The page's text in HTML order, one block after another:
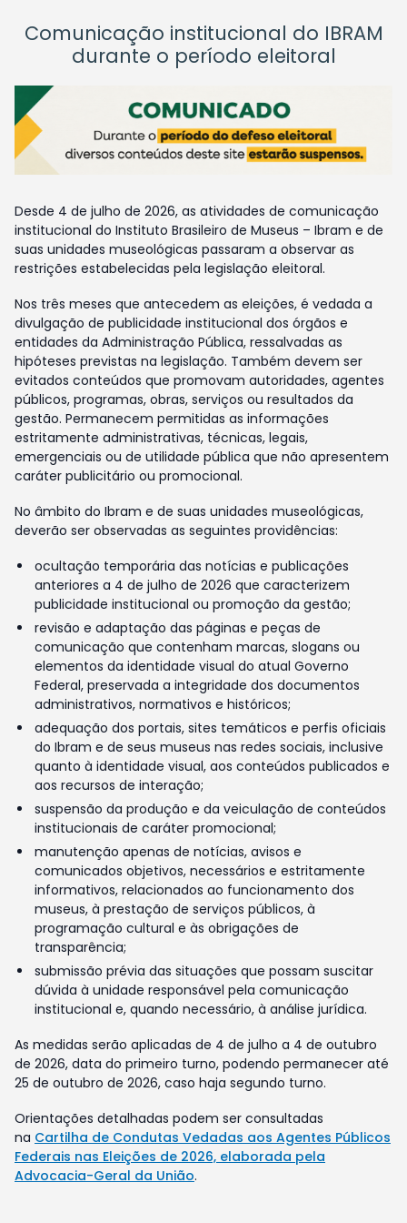
Comunicação institucional do IBRAM
durante o período eleitoral
Desde 4 de julho de 2026, as atividades de comunicação
institucional do Instituto Brasileiro de Museus – Ibram e de
suas unidades museológicas passaram a observar as
restrições estabelecidas pela legislação eleitoral.
Nos três meses que antecedem as eleições, é vedada a
divulgação de publicidade institucional dos órgãos e
entidades da Administração Pública, ressalvadas as
hipóteses previstas na legislação. Também devem ser
evitados conteúdos que promovam autoridades, agentes
públicos, programas, obras, serviços ou resultados da
gestão. Permanecem permitidas as informações
estritamente administrativas, técnicas, legais,
emergenciais ou de utilidade pública que não apresentem
caráter publicitário ou promocional.
No âmbito do Ibram e de suas unidades museológicas,
deverão ser observadas as seguintes providências:
ocultação temporária das notícias e publicações
anteriores a 4 de julho de 2026 que caracterizem
publicidade institucional ou promoção da gestão;
revisão e adaptação das páginas e peças de
comunicação que contenham marcas, slogans ou
elementos da identidade visual do atual Governo
Federal, preservada a integridade dos documentos
administrativos, normativos e históricos;
adequação dos portais, sites temáticos e perfis oficiais
do Ibram e de seus museus nas redes sociais, inclusive
quanto à identidade visual, aos conteúdos publicados e
aos recursos de interação;
suspensão da produção e da veiculação de conteúdos
institucionais de caráter promocional;
manutenção apenas de notícias, avisos e
comunicados objetivos, necessários e estritamente
informativos, relacionados ao funcionamento dos
museus, à prestação de serviços públicos, à
programação cultural e às obrigações de
transparência;
submissão prévia das situações que possam suscitar
dúvida à unidade responsável pela comunicação
institucional e, quando necessário, à análise jurídica.
As medidas serão aplicadas de 4 de julho a 4 de outubro
de 2026, data do primeiro turno, podendo permanecer até
25 de outubro de 2026, caso haja segundo turno.
Orientações detalhadas podem ser consultadas
na Cartilha de Condutas Vedadas aos Agentes Públicos
Federais nas Eleições de 2026, elaborada pela
Advocacia-Geral da União.